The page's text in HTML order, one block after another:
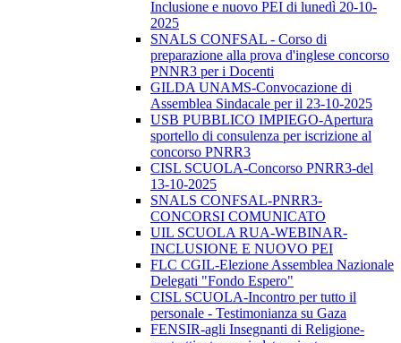
Inclusione e nuovo PEI di lunedì 20-10-
2025
SNALS CONFSAL - Corso di
preparazione alla prova d'inglese concorso
PNNR3 per i Docenti
GILDA UNAMS-Convocazione di
Assemblea Sindacale per il 23-10-2025
USB PUBBLICO IMPIEGO-Apertura
sportello di consulenza per iscrizione al
concorso PNRR3
CISL SCUOLA-Concorso PNRR3-del
13-10-2025
SNALS CONFSAL-PNRR3-
CONCORSI COMUNICATO
UIL SCUOLA RUA-WEBINAR-
INCLUSIONE E NUOVO PEI
FLC CGIL-Elezione Assemblea Nazionale
Delegati "Fondo Espero"
CISL SCUOLA-Incontro per tutto il
personale - Testimonianza su Gaza
FENSIR-agli Insegnanti di Religione-